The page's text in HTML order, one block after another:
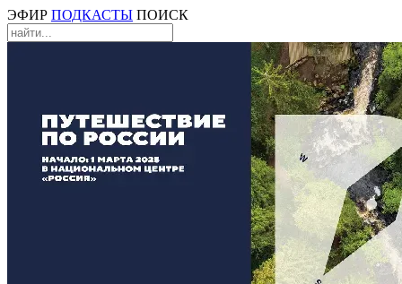
ЭФИР ПОДКАСТЫ ПОИСК